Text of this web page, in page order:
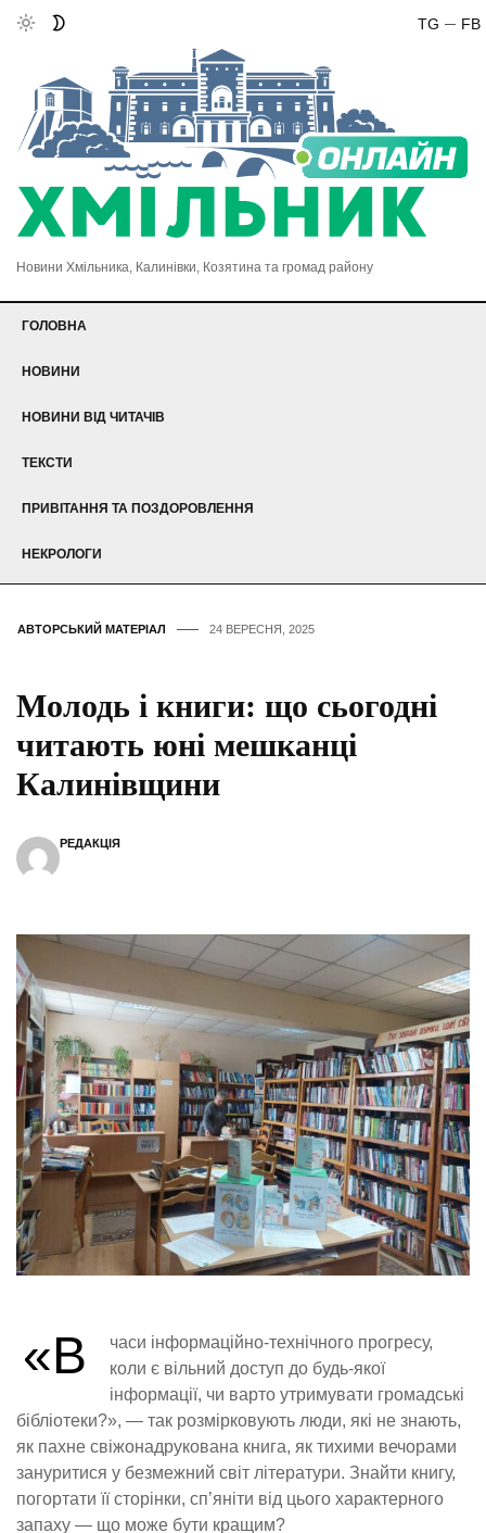
FB
TG
Новини Хмільника, Калинівки, Козятина та громад району
ГОЛОВНА
НОВИНИ
НОВИНИ ВІД ЧИТАЧІВ
ТЕКСТИ
ПРИВІТАННЯ ТА ПОЗДОРОВЛЕННЯ
НЕКРОЛОГИ
АВТОРСЬКИЙ МАТЕРІАЛ 24 ВЕРЕСНЯ, 2025
Молодь і книги: що сьогодні
читають юні мешканці
Калинівщини
РЕДАКЦІЯ
«В
часи інформаційно-технічного прогресу,
коли є вільний доступ до будь-якої
інформації, чи варто утримувати громадські
бібліотеки?», — так розмірковують люди, які не знають,
як пахне свіжонадрукована книга, як тихими вечорами
зануритися у безмежний світ літератури. Знайти книгу,
погортати її сторінки, сп’яніти від цього характерного
запаху — що може бути кращим?